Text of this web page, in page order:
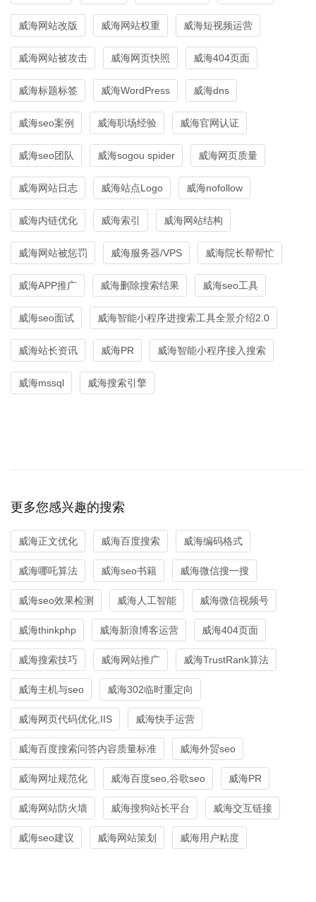
威海网站改版 威海网站权重 威海短视频运营
威海网站被攻击 威海网页快照 威海404页面
威海标题标签 威海WordPress 威海dns
威海seo案例 威海职场经验 威海官网认证
威海seo团队 威海sogou spider 威海网页质量
威海网站日志 威海站点Logo 威海nofollow
威海内链优化 威海索引 威海网站结构
威海网站被惩罚 威海服务器/VPS 威海院长帮帮忙
威海APP推广 威海删除搜索结果 威海seo工具
威海seo面试 威海智能小程序进搜索工具全景介绍2.0
威海站长资讯 威海PR 威海智能小程序接入搜索
威海mssql 威海搜索引擎
更多您感兴趣的搜索
威海正文优化 威海百度搜索 威海编码格式
威海哪吒算法 威海seo书籍 威海微信搜一搜
威海seo效果检测 威海人工智能 威海微信视频号
威海thinkphp 威海新浪博客运营 威海404页面
威海搜索技巧 威海网站推广 威海TrustRank算法
威海主机与seo 威海302临时重定向
威海网页代码优化,IIS 威海快手运营
威海百度搜索问答内容质量标准 威海外贸seo
威海网址规范化 威海百度seo,谷歌seo 威海PR
威海网站防火墙 威海搜狗站长平台 威海交互链接
威海seo建议 威海网站策划 威海用户粘度